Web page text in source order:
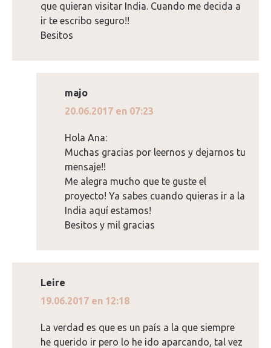
que quieran visitar India. Cuando me decida a
ir te escribo seguro!!
Besitos
majo
dice:
20.06.2017 en 07:23
Hola Ana:
Muchas gracias por leernos y dejarnos tu
mensaje!!
Me alegra mucho que te guste el
proyecto! Ya sabes cuando quieras ir a la
India aquí estamos!
Besitos y mil gracias
Leire
dice:
19.06.2017 en 12:18
La verdad es que es un país a la que siempre
he querido ir pero lo he ido aparcando, tal vez